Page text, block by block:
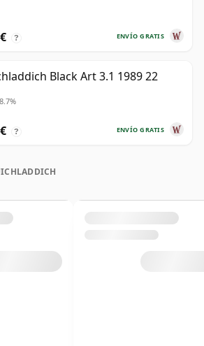
ENVÍO GRATIS
?
Black Art 3.1 1989 22
ENVÍO GRATIS
?